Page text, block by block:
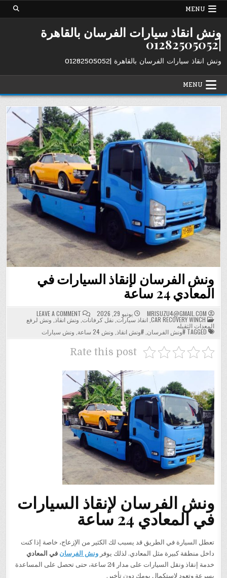
Skip
MENU
ونش انقاذ سيارات الفرسان بالقاهرة
|01282505052
ونش انقاذ سيارات الفرسان بالقاهرة |01282505052
MENU
ونش الفرسان لإنقاذ السيارات في
المعادي 24 ساعة
MRISUZU4@GMAIL.COM يونيو 29, 2026 LEAVE A COMMENT
ON
ونش
الفرسان
السيارات
POSTED
IN
CAR RECOVERY WINCH
,انقاذ سيارات ,نقل كرفانات ونش انقاذ ونش لرفع
المعدات الثقيله
#ونش الفرسان ,#ونش انقاذ ونش 24 ساعة ونش سيارات
Rate this post
ونش الفرسان لإنقاذ السيارات
في المعادي 24 ساعة
تعطل السيارة في الطريق قد يسبب لك الكثير من الإزعاج، خاصة إذا كنت
داخل منطقة كبيرة مثل المعادي. لذلك يوفرونش الفرسان في المعادي
خدمة إنقاذ ونقل السيارات على مدار 24 ساعة، حتى تحصل على المساعدة
بسرعة وتعود لاستكمال يومك دون تأخير.